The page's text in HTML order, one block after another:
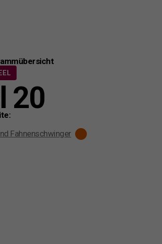
20
Fahnenschwinger